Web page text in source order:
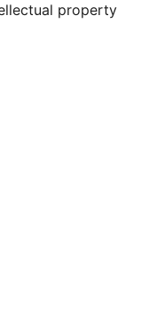
property